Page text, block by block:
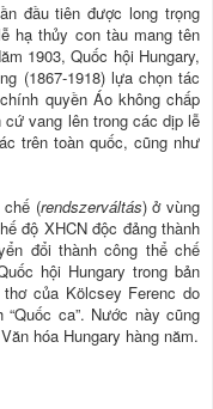
đầu tiên được long trọng
hạ thủy con tàu mang tên
1903, Quốc hội Hungary,
(1867-1918) lựa chọn tác
quyền Áo không chấp
cứ vang lên trong các dịp lễ
trên toàn quốc, cũng như
chế (rendszerváltás) ở vùng
độ XHCN độc đảng thành
đổi thành công thể chế
hội Hungary trong bản
của Kölcsey Ferenc do
ca”. Nước này cũng
hóa Hungary hàng năm.